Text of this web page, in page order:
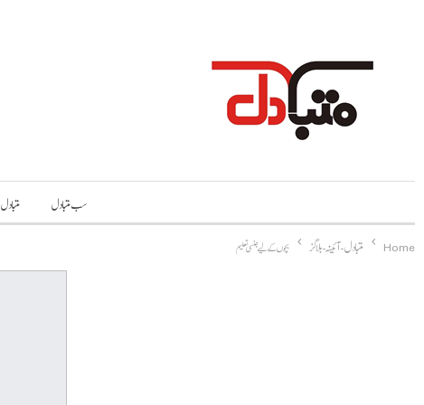
سب متبادل متبادل
Home
متبادل-آئینہ-بلاگز بچوں کے لیے جنسی تعلیم